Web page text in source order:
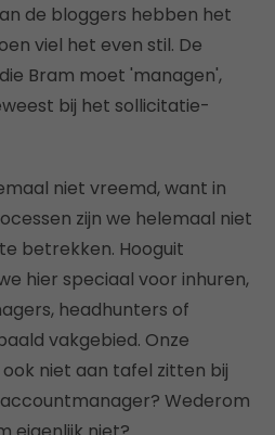
de bloggers hebben het
viel het even stil. De
Bram moet 'managen',
bij het sollicitatie-
niet vreemd, want in
zijn we helemaal niet
betrekken. Hooguit
hier speciaal voor inhuren,
headhunters of
vakgebied. Onze
niet aan tafel zitten bij
Wederom